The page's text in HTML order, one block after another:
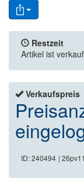
Restzeit
Artikel ist
Verkaufspreis
ID: 240494 |